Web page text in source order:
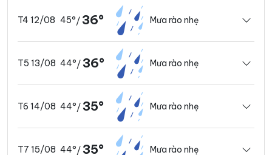
T4 12/08 45°/ 36° Mưa rào nhẹ
T5 13/08 44°/ 36° Mưa rào nhẹ
T6 14/08 44°/ 35° Mưa rào nhẹ
T7 15/08 44°/ 35° Mưa rào nhẹ